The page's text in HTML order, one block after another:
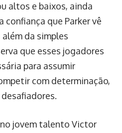
altos e baixos, ainda
confiança que Parker vê
da simples
que esses jogadores
para assumir
com determinação,
jovem talento Victor